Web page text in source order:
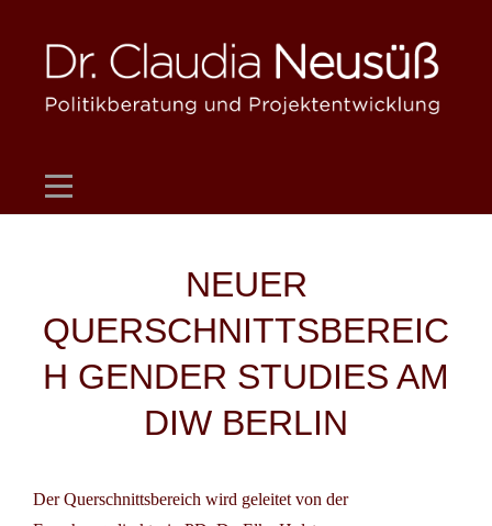
content
NEUER
QUERSCHNITTSBEREIC
H GENDER STUDIES AM
DIW BERLIN
Der Querschnittsbereich wird geleitet von der
Beitragsnavigation